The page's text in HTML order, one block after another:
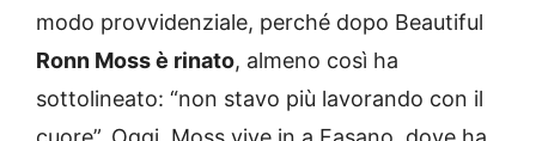
modo provvidenziale, perché dopo Beautiful
Ronn Moss è rinato, almeno così ha
sottolineato: “non stavo più lavorando con il